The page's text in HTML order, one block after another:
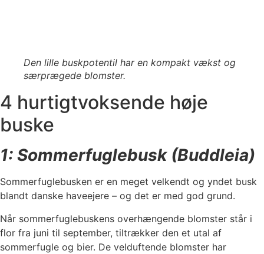
Den lille buskpotentil har en kompakt vækst og
særprægede blomster.
4 hurtigtvoksende høje
buske
1: Sommerfuglebusk (Buddleia)
Sommerfuglebusken er en meget velkendt og yndet busk
blandt danske haveejere – og det er med god grund.
Når sommerfuglebuskens overhængende blomster står i
flor fra juni til september, tiltrækker den et utal af
sommerfugle og bier. De velduftende blomster har